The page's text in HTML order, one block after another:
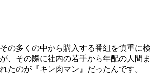
その多くの中から購入する番組を慎重に
が、その際に社内の若手から年配の人間
れたのが『キン肉マン』だったんです。